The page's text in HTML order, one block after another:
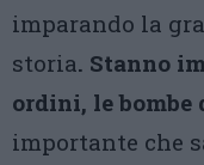
imparando la
storia. Stanno
ordini, le
importante che